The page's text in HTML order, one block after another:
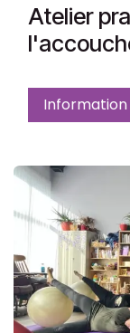
Atelier
Information